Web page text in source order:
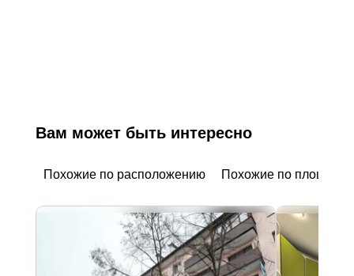
Вам может быть интересно
Похожие по расположению Похожие по площади